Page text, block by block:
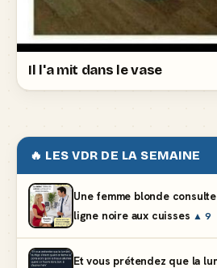
Il l'a mit dans le vase
🔥 LES VDR DE LA SEMAINE
Une femme blonde
ligne noire aux cuisses ▲ 9
Et vous prétendez que la